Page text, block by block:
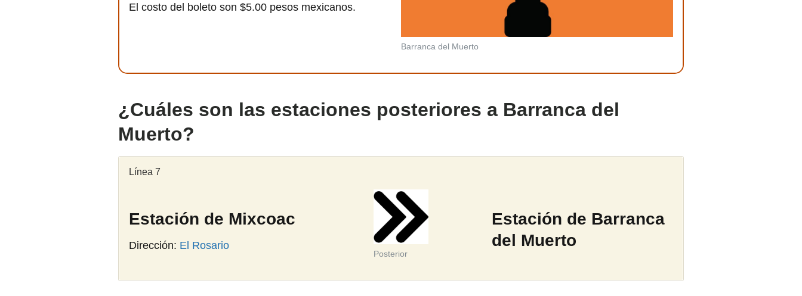
El costo del boleto son $5.00 pesos mexicanos.
Barranca del Muerto
¿Cuáles son las estaciones posteriores a Barranca del
Muerto?
Línea 7
Estación de Mixcoac
Dirección: El Rosario
Posterior
Estación de Barranca
del Muerto